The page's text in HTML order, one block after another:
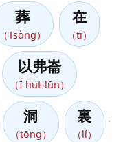
葬
（Tsòng）
在
（tī）
以弗崙
（Í hut-lūn）
洞
（tōng）
裏
（lí）